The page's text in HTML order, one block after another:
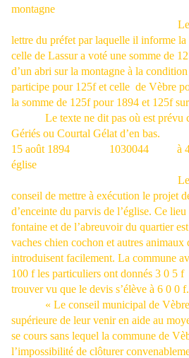
montagne
lettre du préfet par laquelle il informe
celle de Lassur a voté une somme de
d’un abri sur la montagne à la
participe pour 125f et celle de Vèbre
la somme de 125f pour 1894 et 125f
Le texte ne dit pas où est prévu
Gériés ou Courtal Gélat d’en bas.
15 août 1894
1030044 à
église
conseil de mettre à exécution le projet
d’enceinte du parvis de l’église. Ce
fontaine et de l’abreuvoir du quartier
vaches chien cochon et autres animaux
introduisent facilement. La commune
100 f les particuliers ont donnés 3 0 5 f
trouver vu que le devis s’élève à 6 0 0 f.
« Le conseil municipal de
supérieure de leur venir en aide au
se cours sans lequel la commune de
l’impossibilité de clôturer